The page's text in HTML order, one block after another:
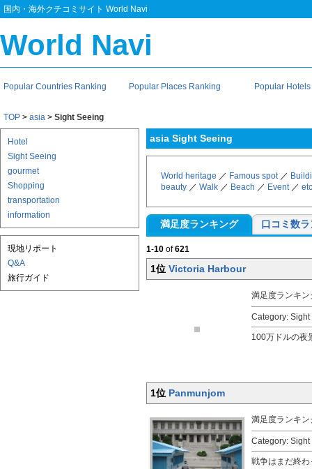
国内・海外クチコミサイト World Navi
World Navi
Popular Countries Ranking Popular Places Ranking Popular
TOP > asia > Sight Seeing
Hotel
Sight Seeing
gourmet
Shopping
transportation
information
現地リポート
Q&A
旅行ガイド
asia Sight Seeing
World heritage ／ Famous spot／
beauty ／ Walk ／ Beach ／ Event／ etc
満足度ランキング 口コミ数
1-10 of621
1位 Victoria Harbour
満足度ランキ
Category:
100万ドルの夜
1位 Panmunjom
満足度ランキ
Category:
戦争はまだ終わ